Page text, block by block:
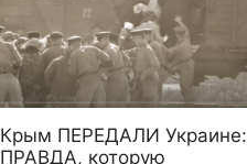
Крым ПЕРЕДАЛИ Украине:
ПРАВДА, которую